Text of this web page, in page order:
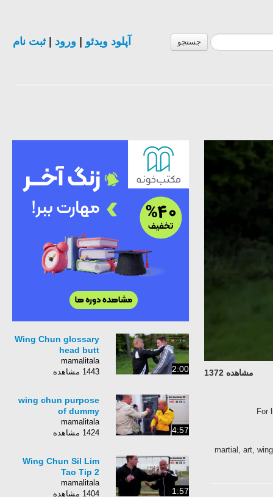
جستجو آپلود ویدئو ورود |ثبت نام
مشاهده 1372
For
martial, art,
2:00
Wing Chun glossary
head butt
mamalitala
1443 مشاهده
4:57
wing chun purpose
of dummy
mamalitala
1424 مشاهده
1:57
Wing Chun Sil Lim
Tao Tip 2
mamalitala
1404 مشاهده